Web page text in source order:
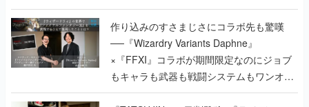
作り込みのすさまじさにコラボ先も驚嘆
──『Wizardry Variants Daphne』
×『FFXI』コラボが期間限定なのにジョブ
もキャラも武器も戦闘システムもワンオフ
で作り込まれた理由を両ディレクターに聞